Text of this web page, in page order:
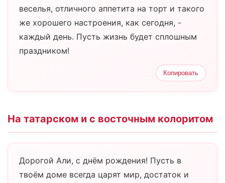
веселья, отличного аппетита на торт и такого
же хорошего настроения, как сегодня, -
каждый день. Пусть жизнь будет сплошным
праздником!
Копировать
На татарском и с восточным колоритом
Дорогой Али, с днём рождения! Пусть в
твоём доме всегда царят мир, достаток и